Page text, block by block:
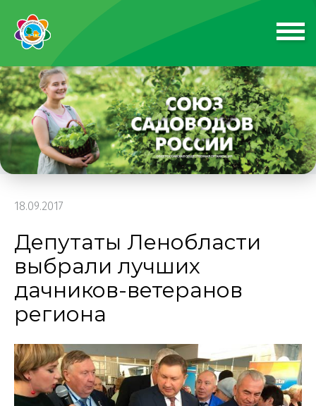
18.09.2017
Депутаты Ленобласти
выбрали лучших
дачников-ветеранов
региона